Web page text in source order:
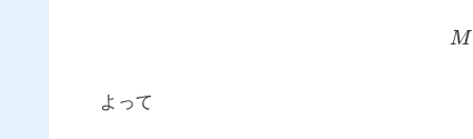
M=
よって